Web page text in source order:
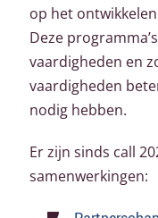
op het
Deze
vaardigheden en
vaardigheden
nodig hebben.
Er zijn sinds call
samenwerkingen: